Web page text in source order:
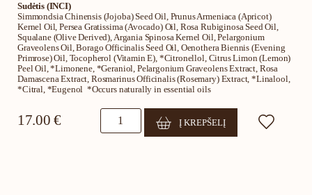
Sudėtis (INCI)
Simmondsia Chinensis (Jojoba) Seed Oil, Prunus Armeniaca (Apricot)
Kernel Oil, Persea Gratissima (Avocado) Oil, Rosa Rubiginosa Seed Oil,
Squalane (Olive Derived), Argania Spinosa Kernel Oil, Pelargonium
Graveolens Oil, Borago Officinalis Seed Oil, Oenothera Biennis (Evening
Primrose) Oil, Tocopherol (Vitamin E), *Citronellol, Citrus Limon (Lemon)
Peel Oil, *Limonene, *Geraniol, Pelargonium Graveolens Extract, Rosa
Damascena Extract, Rosmarinus Officinalis (Rosemary) Extract, *Linalool,
*Citral, *Eugenol *Occurs naturally in essential oils
17.00 €
produkto
kiekis:
Į KREPŠELĮ